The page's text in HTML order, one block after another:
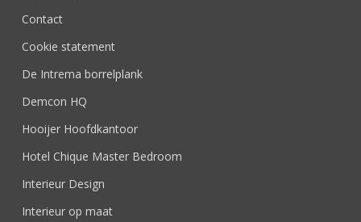
Contact
Cookie statement
De Intrema borrelplank
Demcon HQ
Hooijer Hoofdkantoor
Hotel Chique Master Bedroom
Interieur Design
Interieur op maat